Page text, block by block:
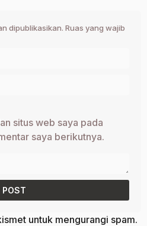
dipublikasikan. Ruas yang wajib
situs web saya pada
saya berikutnya.
untuk mengurangi spam.